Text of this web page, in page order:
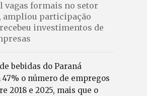
vagas formais no setor
ampliou participação
investimentos de
bebidas do Paraná
o número de empregos
2018 e 2025, mais que o